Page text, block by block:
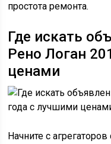
простота ремонта.
Где искать
Рено Логан
ценами
Начните с